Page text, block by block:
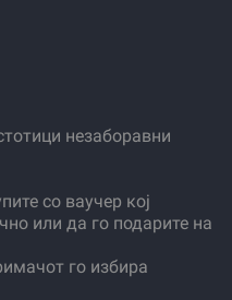
незаборавни
со ваучер кој
или да го подарите на
го избира